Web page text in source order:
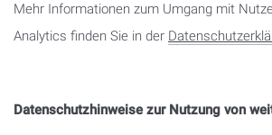
Mehr Informationen zum Umgang mit
Analytics finden Sie in der
Datenschutzhinweise zur Nutzung von